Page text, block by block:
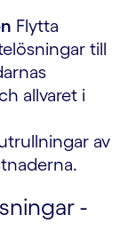
Flytta
till
allvaret i
av
-